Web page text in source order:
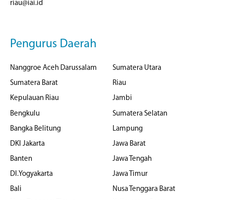
riau@iai.id
Pengurus Daerah
Nanggroe Aceh Darussalam Sumatera Utara
Sumatera Barat Riau
Kepulauan Riau Jambi
Bengkulu Sumatera Selatan
Bangka Belitung Lampung
DKI Jakarta Jawa Barat
Banten Jawa Tengah
DI.Yogyakarta Jawa Timur
Bali Nusa Tenggara Barat